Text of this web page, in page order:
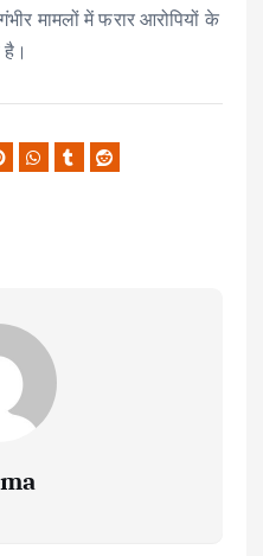
मामलों में फरार आरोपियों के
है।